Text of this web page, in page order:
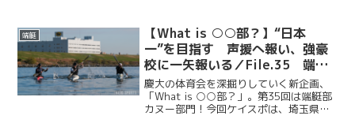
た。それは、日々全身全霊で練習に励む
彼らと、一意専心でサポート...
端艇
【What is ○○部？】“日本
一”を目指す 声援へ報い、強豪
校に一矢報いる／File.35 端艇
部カヌー部門（前編）
慶大の体育会を深掘りしていく新企画、
「What is ○○部？」。第35回は端艇部
カヌー部門！今回ケイスポは、埼玉県戸